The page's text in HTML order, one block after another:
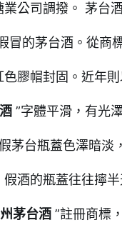
公司調撥。 茅台
冒的茅台酒。從商
膠帽封固。近年則
”字體平滑，有光
茅台瓶蓋色澤暗淡
酒的瓶蓋往往擰
茅台酒 ”註冊商標